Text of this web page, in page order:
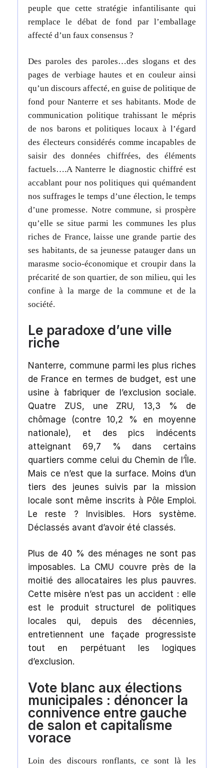
peuple que cette stratégie infantilisante qui
remplace le débat de fond par l’emballage
affecté d’un faux consensus ?
Des paroles des paroles…des slogans et des
pages de verbiage hautes et en couleur ainsi
qu’un discours affecté, en guise de politique de
fond pour Nanterre et ses habitants. Mode de
communication politique trahissant le mépris
de nos barons et politiques locaux à l’égard
des électeurs considérés comme incapables de
saisir des données chiffrées, des éléments
factuels….A Nanterre le diagnostic chiffré est
accablant pour nos politiques qui quémandent
nos suffrages le temps d’une élection, le temps
d’une promesse. Notre commune, si prospère
qu’elle se situe parmi les communes les plus
riches de France, laisse une grande partie des
ses habitants, de sa jeunesse patauger dans un
marasme socio-économique et croupir dans la
précarité de son quartier, de son milieu, qui les
confine à la marge de la commune et de la
société.
Le paradoxe d’une ville
riche
Nanterre, commune parmi les plus riches
de France en termes de budget, est une
usine à fabriquer de l’exclusion sociale.
Quatre ZUS, une ZRU, 13,3 % de
chômage (contre 10,2 % en moyenne
nationale), et des pics indécents
atteignant 69,7 % dans certains
quartiers comme celui du Chemin de l’Île.
Mais ce n’est que la surface. Moins d’un
tiers des jeunes suivis par la mission
locale sont même inscrits à Pôle Emploi.
Le reste ? Invisibles. Hors système.
Déclassés avant d’avoir été classés.
Plus de 40 % des ménages ne sont pas
imposables. La CMU couvre près de la
moitié des allocataires les plus pauvres.
Cette misère n’est pas un accident : elle
est le produit structurel de politiques
locales qui, depuis des décennies,
entretiennent une façade progressiste
tout en perpétuant les logiques
d’exclusion.
Vote blanc aux élections
municipales : dénoncer la
connivence entre gauche
de salon et capitalisme
vorace
Loin des discours ronflants, ce sont là les